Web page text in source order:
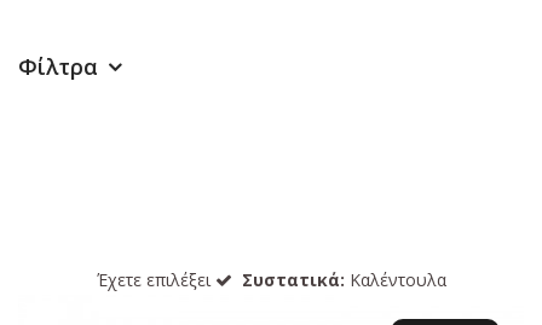
Φίλτρα
Έχετε επιλέξει Συστατικά: Καλέντουλα